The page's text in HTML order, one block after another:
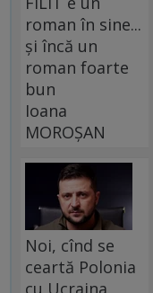
roman în sine...
și încă un
roman foarte
bun
Ioana
MOROȘAN
Noi, cînd se
ceartă Polonia
cu Ucraina